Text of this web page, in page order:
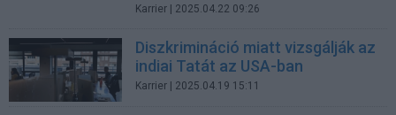
Karrier | 2025.04.22 09:26
Diszkrimináció miatt vizsgálják az
indiai Tatát az USA-ban
Karrier | 2025.04.19 15:11